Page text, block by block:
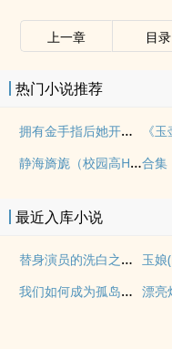
上一章 目录
热门小说推荐
拥有金手指后她开始为所欲为（nph）
静海旖旎（校园高H）合集
最近入库小说
替身演员的洗白之路(nph) 玉
我们如何成为孤岛（异国，NPH）